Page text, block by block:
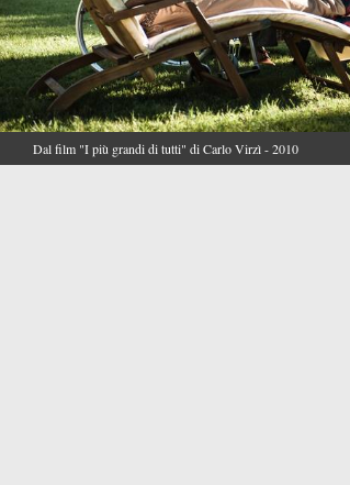
Dal film "I più grandi di tutti" di Carlo Virzì - 2010